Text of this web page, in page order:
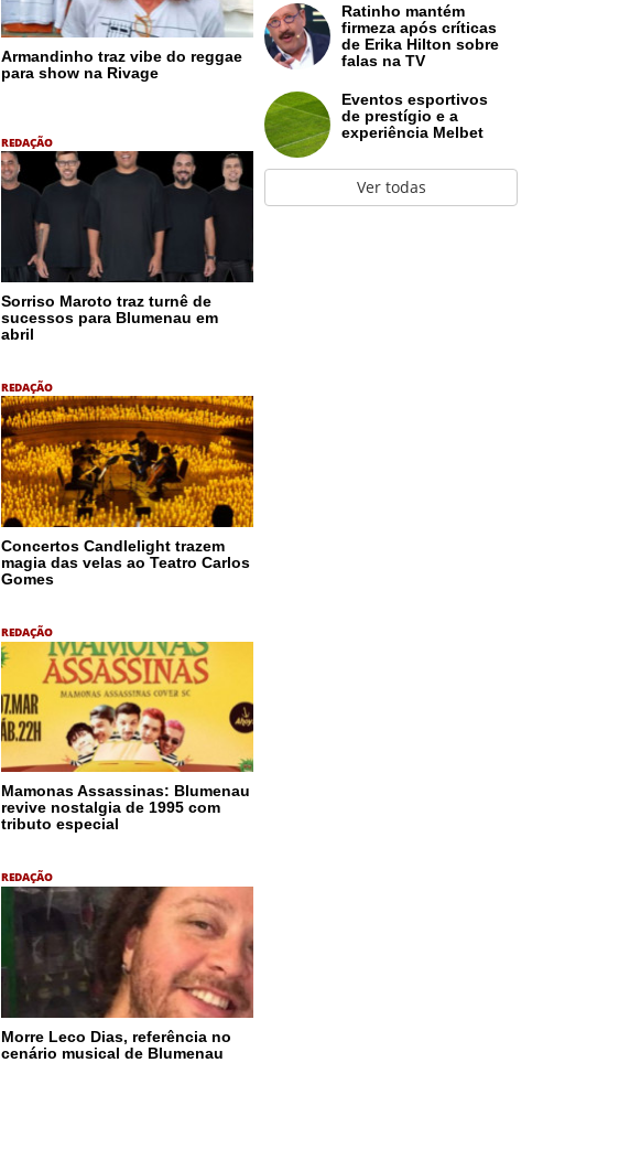
Armandinho traz vibe do reggae
para show na Rivage
REDAÇÃO
Sorriso Maroto traz turnê de
sucessos para Blumenau em
abril
REDAÇÃO
Concertos Candlelight trazem
magia das velas ao Teatro Carlos
Gomes
REDAÇÃO
Mamonas Assassinas: Blumenau
revive nostalgia de 1995 com
tributo especial
REDAÇÃO
Morre Leco Dias, referência no
cenário musical de Blumenau
Ratinho mantém
firmeza após críticas
de Erika Hilton sobre
falas na TV
Eventos esportivos
de prestígio e a
experiência Melbet
Ver todas